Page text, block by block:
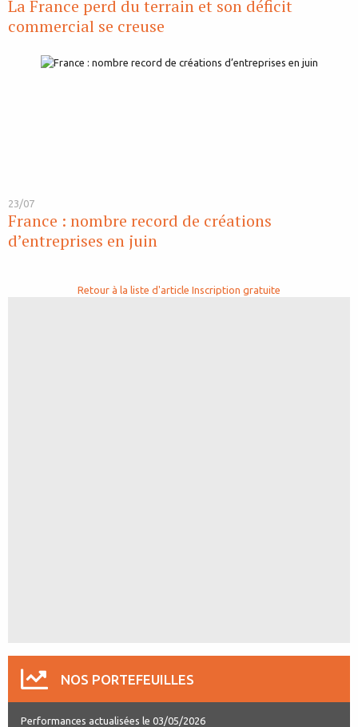
La France perd du terrain et son déficit
commercial se creuse
23/07
France : nombre record de créations
d’entreprises en juin
Retour à la liste d'article Inscription gratuite
NOS PORTEFEUILLES
Performances actualisées le 03/05/2026